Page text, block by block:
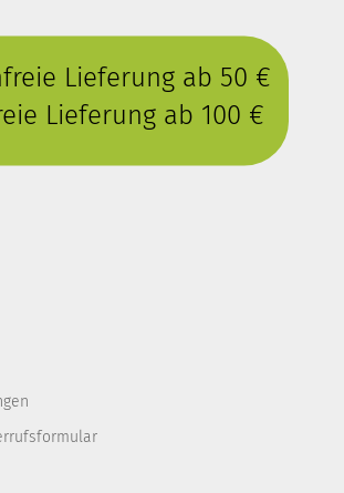
Lieferung ab 50 €
Lieferung ab 100 €